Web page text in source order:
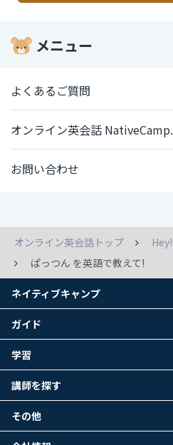
メニュー
よくあるご質問
オンライン英会話
お問い合わせ
オンライン英会話トップ
ぱっつん を英語で教えて!
ネイティブキャンプ
ガイド
学習
講師を探す
その他